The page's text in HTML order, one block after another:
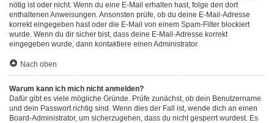
nötig ist oder nicht. Wenn du eine E-Mail erhalten hast, folge den dort
enthaltenen Anweisungen. Ansonsten prüfe, ob du deine E-Mail-Adresse
korrekt eingegeben hast oder die E-Mail von einem Spam-Filter blockiert
wurde. Wenn du dir sicher bist, dass deine E-Mail-Adresse korrekt
eingegeben wurde, dann kontaktiere einen Administrator.
Nach oben
Warum kann ich mich nicht anmelden?
Dafür gibt es viele mögliche Gründe. Prüfe zunächst, ob dein Benutzername
und dein Passwort richtig sind. Wenn dies der Fall ist, wende dich an einen
Board-Administrator, um sicherzugehen, dass du nicht gesperrt wurdest. Es